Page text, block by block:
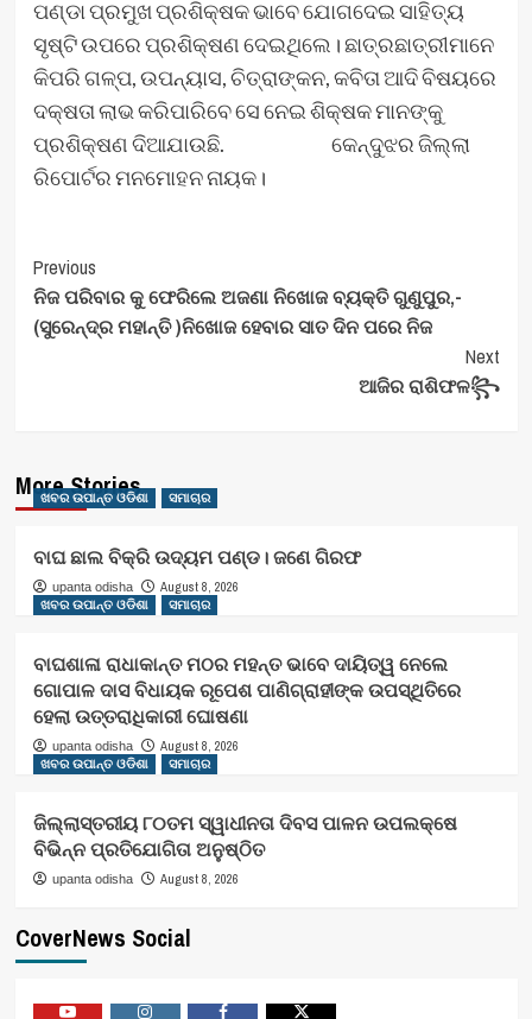
ପଣ୍ଡା ପ୍ରମୁଖ ପ୍ରଶିକ୍ଷକ ଭାବେ ଯୋଗଦେଇ ସାହିତ୍ୟ
ସୃଷ୍ଟି ଉପରେ ପ୍ରଶିକ୍ଷଣ ଦେଇଥିଲେ। ଛାତ୍ରଛାତ୍ରୀମାନେ
କିପରି ଗଳ୍ପ, ଉପନ୍ୟାସ, ଚିତ୍ରାଙ୍କନ, କବିତା ଆଦି ବିଷୟରେ
ଦକ୍ଷତା ଲାଭ କରିପାରିବେ ସେ ନେଇ ଶିକ୍ଷକ ମାନଙ୍କୁ
ପ୍ରଶିକ୍ଷଣ ଦିଆଯାଉଛି. କେନ୍ଦୁଝର ଜିଲ୍ଲା
ରିପୋର୍ଟର ମନମୋହନ ନାୟକ।
Post
Navigation
Previous
ନିଜ ପରିବାର କୁ ଫେରିଲେ ଅଜଣା ନିଖୋଜ ବ୍ୟକ୍ତି ଗୁଣୁପୁର,-
(ସୁରେନ୍ଦ୍ର ମହାନ୍ତି )ନିଖୋଜ ହେବାର ସାତ ଦିନ ପରେ ନିଜ
Next
ଆଜିର ରାଶିଫଳ꧂
More Stories
ଖବର ଉପାନ୍ତ ଓଡିଶା ସମାଚାର
ବାଘ ଛାଲ ବିକ୍ରି ଉଦ୍ୟମ ପଣ୍ଡ। ଜଣେ ଗିରଫ
upanta odisha
August 8, 2026
ଖବର ଉପାନ୍ତ ଓଡିଶା
ସମାଚାର
ବାଘଶାଳା ରାଧାକାନ୍ତ ମଠର ମହନ୍ତ ଭାବେ ଦାୟିତ୍ୱ ନେଲେ
ଗୋପାଳ ଦାସ ବିଧାୟକ ରୂପେଶ ପାଣିଗ୍ରାହୀଙ୍କ ଉପସ୍ଥିତିରେ
ହେଲା ଉତ୍ତରାଧିକାରୀ ଘୋଷଣା
upanta odisha
August 8, 2026
ଖବର ଉପାନ୍ତ ଓଡିଶା
ସମାଚାର
ଜିଲ୍ଲାସ୍ତରୀୟ ୮୦ତମ ସ୍ୱାଧୀନତା ଦିବସ ପାଳନ ଉପଲକ୍ଷେ
ବିଭିନ୍ନ ପ୍ରତିଯୋଗିତା ଅନୁଷ୍ଠିତ
upanta odisha August 8, 2026
CoverNews Social